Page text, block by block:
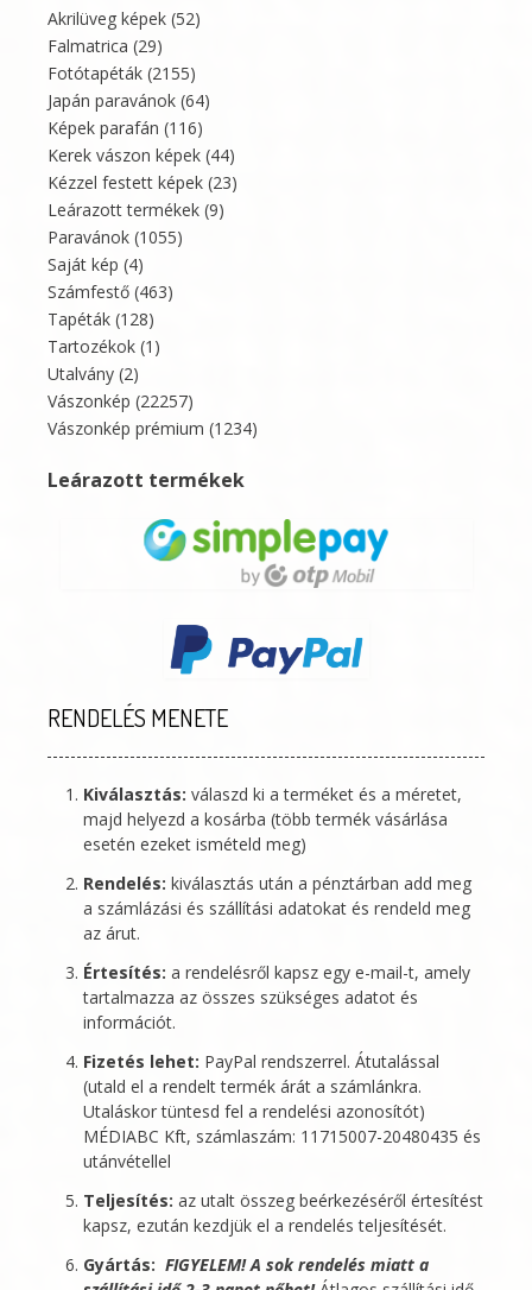
Akrilüveg képek (52)
Falmatrica (29)
Fotótapéták (2155)
Japán paravánok (64)
Képek parafán (116)
Kerek vászon képek (44)
Kézzel festett képek (23)
Leárazott termékek (9)
Paravánok (1055)
Saját kép (4)
Számfestő (463)
Tapéták (128)
Tartozékok (1)
Utalvány (2)
Vászonkép (22257)
Vászonkép prémium (1234)
Leárazott termékek
RENDELÉS MENETE
Kiválasztás: válaszd ki a terméket és a méretet,
majd helyezd a kosárba (több termék vásárlása
esetén ezeket ismételd meg)
Rendelés: kiválasztás után a pénztárban add meg
a számlázási és szállítási adatokat és rendeld meg
az árut.
Értesítés: a rendelésről kapsz egy e-mail-t, amely
tartalmazza az összes szükséges adatot és
információt.
Fizetés lehet: PayPal rendszerrel. Átutalással
(utald el a rendelt termék árát a számlánkra.
Utaláskor tüntesd fel a rendelési azonosítót)
MÉDIABC Kft, számlaszám: 11715007-20480435 és
utánvétellel
Teljesítés: az utalt összeg beérkezéséről értesítést
kapsz, ezután kezdjük el a rendelés teljesítését.
Gyártás: FIGYELEM! A sok rendelés miatt a